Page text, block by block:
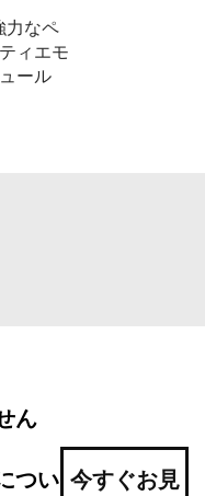
力なペ
ィエモ
ール
ん
つい 今すぐお見